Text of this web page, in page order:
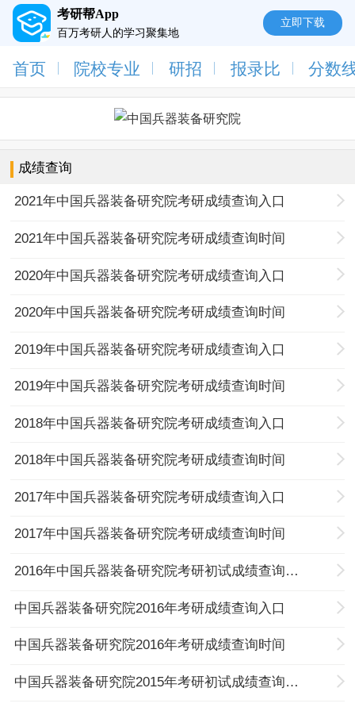
考研帮App
百万考研人的学习聚集地
立即下载
首页 院校专业 研招 报录比 分数
成绩查询
2021年中国兵器装备研究院考研成绩查询入口
2021年中国兵器装备研究院考研成绩查询时间
2020年中国兵器装备研究院考研成绩查询入口
2020年中国兵器装备研究院考研成绩查询时间
2019年中国兵器装备研究院考研成绩查询入口
2019年中国兵器装备研究院考研成绩查询时间
2018年中国兵器装备研究院考研成绩查询入口
2018年中国兵器装备研究院考研成绩查询时间
2017年中国兵器装备研究院考研成绩查询入口
2017年中国兵器装备研究院考研成绩查询时间
2016年中国兵器装备研究院考研初试成绩查询入口及历年分数线
中国兵器装备研究院2016年考研成绩查询入口
中国兵器装备研究院2016年考研成绩查询时间
中国兵器装备研究院2015年考研初试成绩查询入口及历年分数线